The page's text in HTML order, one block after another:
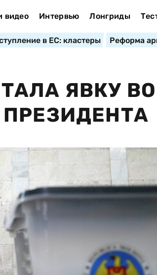
видео Интервью Лонгриды
в ЕС: кластеры Реформа
ЯВКУ ВО